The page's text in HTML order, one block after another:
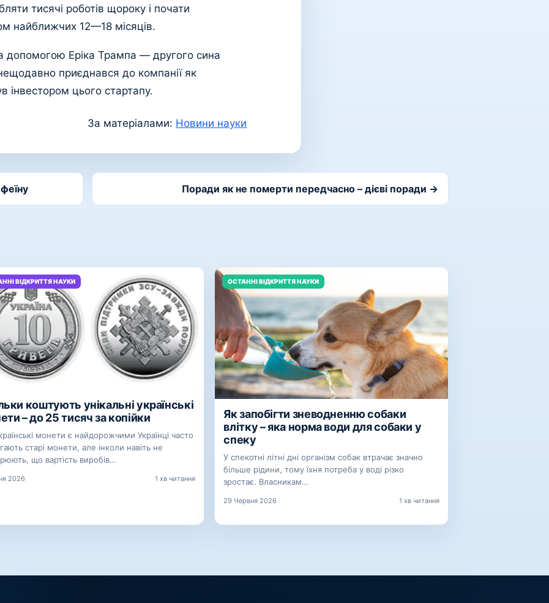
тисячі роботів щороку і почати
найближчих 12—18 місяців.
допомогою Еріка Трампа — другого сина
приєднався до компанії як
інвестором цього стартапу.
За матеріалами: Новини науки
Поради як не померти передчасно – дієві поради →
ВІДКРИТТЯ НАУКИ
коштують унікальні українські
– до 25 тисяч за копійки
монети є найдорожчими Українці часто
старі монети, але інколи навіть не
що вартість виробів…
2026 1 хв читання
ОСТАННІ ВІДКРИТТЯ НАУКИ
Як запобігти зневодненню собаки
влітку – яка норма води для собаки у
спеку
У спекотні літні дні організм собак втрачає значно
більше рідини, тому їхня потреба у воді різко
зростає. Власникам…
29 Червня 2026 1 хв читання